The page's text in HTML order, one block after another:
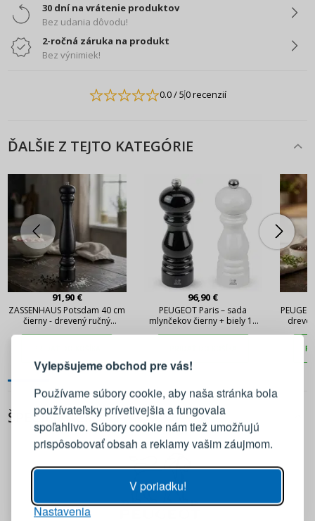
Vylepšujeme obchod pre vás!
Používame súbory cookie, aby naša stránka bola
používateľsky prívetivejšia a fungovala
spoľahlivo. Súbory cookie nám tiež umožňujú
prispôsobovať obsah a reklamy vašim záujmom.
V poriadku!
Nastavenia
30 dní na vrátenie produktov
Bez udania dôvodu!
2-ročná záruka na produkt
Bez výnimiek!
0.0/ 50 recenzií
ĎALŠIE Z TEJTO KATEGÓRIE
91,90 €
ZASSENHAUS Potsdam 40 cm
čierny - drevený ručný
96,90 €
PEUGEOT Paris – sada
mlynčekov čierny + biely 18
ŠPECIFIKÁCIA
PRIHLÁSENIE REGISTRÁCIA
Prihláste sa k svojmu účtu
E-mail
PRIHLÁSIŤ SA